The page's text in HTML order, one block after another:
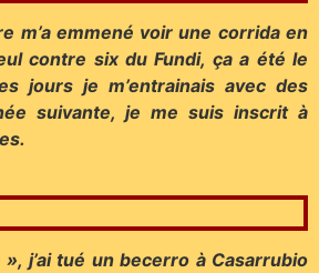
m’a emmené voir une corrida en
contre six du Fundi, ça a été le
jours je m’entrainais avec des
suivante, je me suis inscrit à
j’ai tué un becerro à Casarrubio